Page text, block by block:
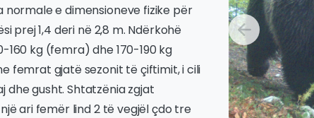
e dimensioneve fizike për
prej 1,4 deri në 2,8 m. Ndërkohë
160 kg (femra) dhe 170-190 kg
femrat gjatë sezonit të çiftimit, i cili
dhe gusht. Shtatzënia zgjat
ari femër lind 2 të vegjël çdo tre